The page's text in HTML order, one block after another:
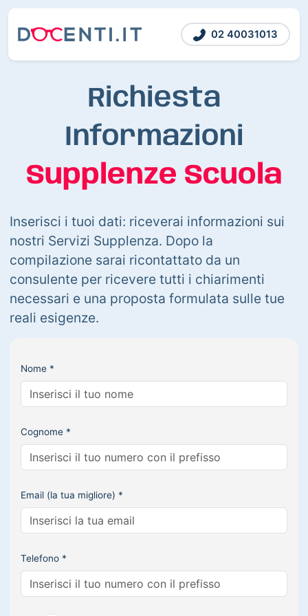
02 40031013
Richiesta
Informazioni
Supplenze Scuola
Inserisci i tuoi dati: riceverai informazioni sui
nostri Servizi Supplenza. Dopo la
compilazione sarai ricontattato da un
consulente per ricevere tutti i chiarimenti
necessari e una proposta formulata sulle tue
reali esigenze.
Nome *
Cognome *
Email (la tua migliore) *
Telefono *